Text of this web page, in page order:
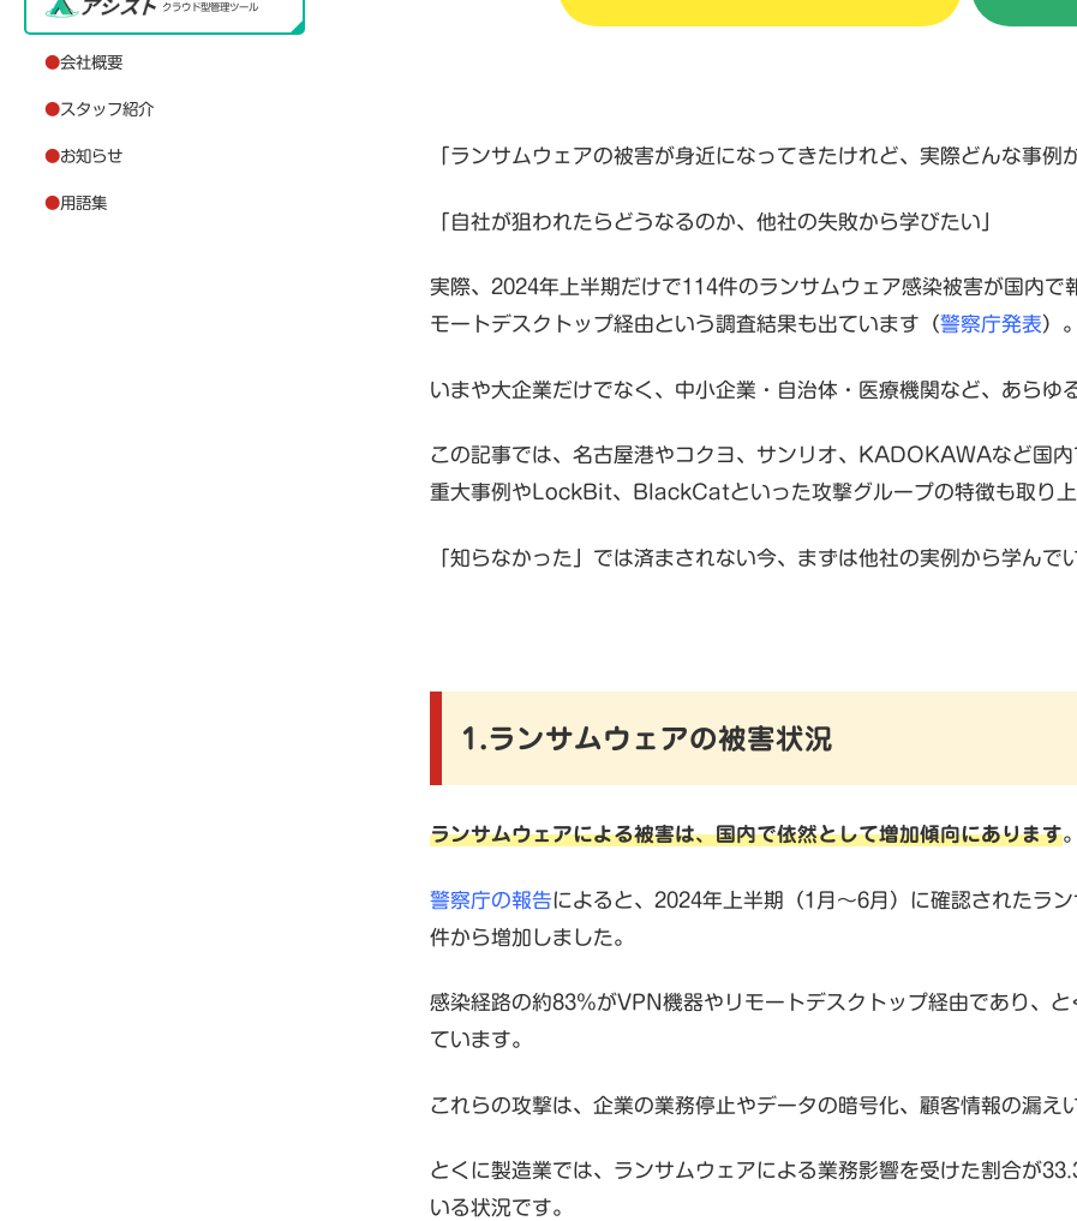
クラウド型管理ツール
●会社概要
●スタッフ紹介
●お知らせ
●用語集
「ランサムウェアの被害が身近になってきたけれど、実際どんな事例
「自社が狙われたらどうなるのか、他社の失敗から学びたい」
実際、2024年上半期だけで114件のランサムウェア感染被害が国内
モートデスクトップ経由という調査結果も出ています（警察庁発表）。
いまや大企業だけでなく、中小企業・自治体・医療機関など、あらゆ
この記事では、名古屋港やコクヨ、サンリオ、KADOKAWAなど国
重大事例やLockBit、BlackCatといった攻撃グループの特徴も取り上
「知らなかった」では済まされない今、まずは他社の実例から学んで
1.ランサムウェアの被害状況
ランサムウェアによる被害は、国内で依然として増加傾向にあります。
警察庁の報告によると、2024年上半期（1月〜6月）に確認されたラ
件から増加しました。
感染経路の約83％がVPN機器やリモートデスクトップ経由であり、
ています。
これらの攻撃は、企業の業務停止やデータの暗号化、顧客情報の漏え
とくに製造業では、ランサムウェアによる業務影響を受けた割合が
いる状況です。